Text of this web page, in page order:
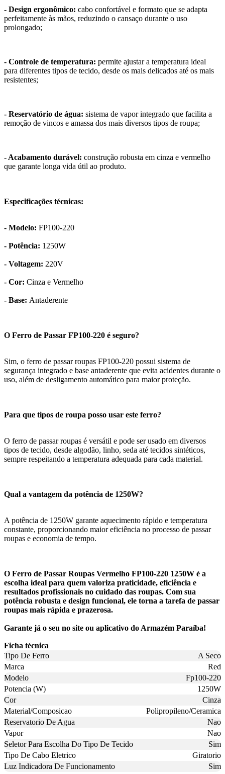
- Design ergonômico: cabo confortável e formato que se adapta
perfeitamente às mãos, reduzindo o cansaço durante o uso
prolongado;
- Controle de temperatura: permite ajustar a temperatura ideal
para diferentes tipos de tecido, desde os mais delicados até os mais
resistentes;
- Reservatório de água: sistema de vapor integrado que facilita a
remoção de vincos e amassa dos mais diversos tipos de roupa;
- Acabamento durável: construção robusta em cinza e vermelho
que garante longa vida útil ao produto.
Especificações técnicas:
- Modelo: FP100-220
- Potência: 1250W
- Voltagem: 220V
- Cor: Cinza e Vermelho
- Base: Antaderente
O Ferro de Passar FP100-220 é seguro?
Sim, o ferro de passar roupas FP100-220 possui sistema de
segurança integrado e base antaderente que evita acidentes durante o
uso, além de desligamento automático para maior proteção.
Para que tipos de roupa posso usar este ferro?
O ferro de passar roupas é versátil e pode ser usado em diversos
tipos de tecido, desde algodão, linho, seda até tecidos sintéticos,
sempre respeitando a temperatura adequada para cada material.
Qual a vantagem da potência de 1250W?
A potência de 1250W garante aquecimento rápido e temperatura
constante, proporcionando maior eficiência no processo de passar
roupas e economia de tempo.
O Ferro de Passar Roupas Vermelho FP100-220 1250W é a
escolha ideal para quem valoriza praticidade, eficiência e
resultados profissionais no cuidado das roupas. Com sua
potência robusta e design funcional, ele torna a tarefa de passar
roupas mais rápida e prazerosa.
Garante já o seu no site ou aplicativo do Armazém Paraíba!
Ficha técnica
Tipo De Ferro
A Seco
Marca
Red
Modelo
Fp100-220
Potencia (W)
1250W
Cor
Cinza
Material/Composicao
Polipropileno/Ceramica
Reservatorio De Agua
Nao
Vapor
Nao
Seletor Para Escolha Do Tipo De Tecido
Sim
Tipo De Cabo Eletrico
Giratorio
Luz Indicadora De Funcionamento
Sim